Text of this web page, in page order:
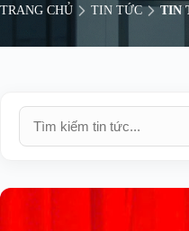
TRANG CHỦ TIN TỨC TIN